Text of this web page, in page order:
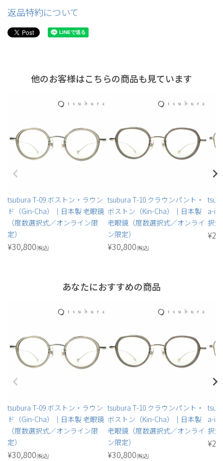
返品特約について
他のお客様はこちらの商品も見ています
tsubura T-09 ボストン・ラウン
ド（Gin-Cha）｜日本製 老眼鏡
（度数選択式／オンライン限
定）
¥30,800(税込)
tsubura T-10 クラウンパント・
ボストン（Kin-Cha）｜日本製
老眼鏡（度数選択式／オンライ
ン限定）
¥30,800(税込)
a-
択
¥
あなたにおすすめの商品
tsubura T-09 ボストン・ラウン
ド（Gin-Cha）｜日本製 老眼鏡
（度数選択式／オンライン限
定）
¥30,800(税込)
tsubura T-10 クラウンパント・
ボストン（Kin-Cha）｜日本製
老眼鏡（度数選択式／オンライ
ン限定）
¥30,800(税込)
a-
択
¥